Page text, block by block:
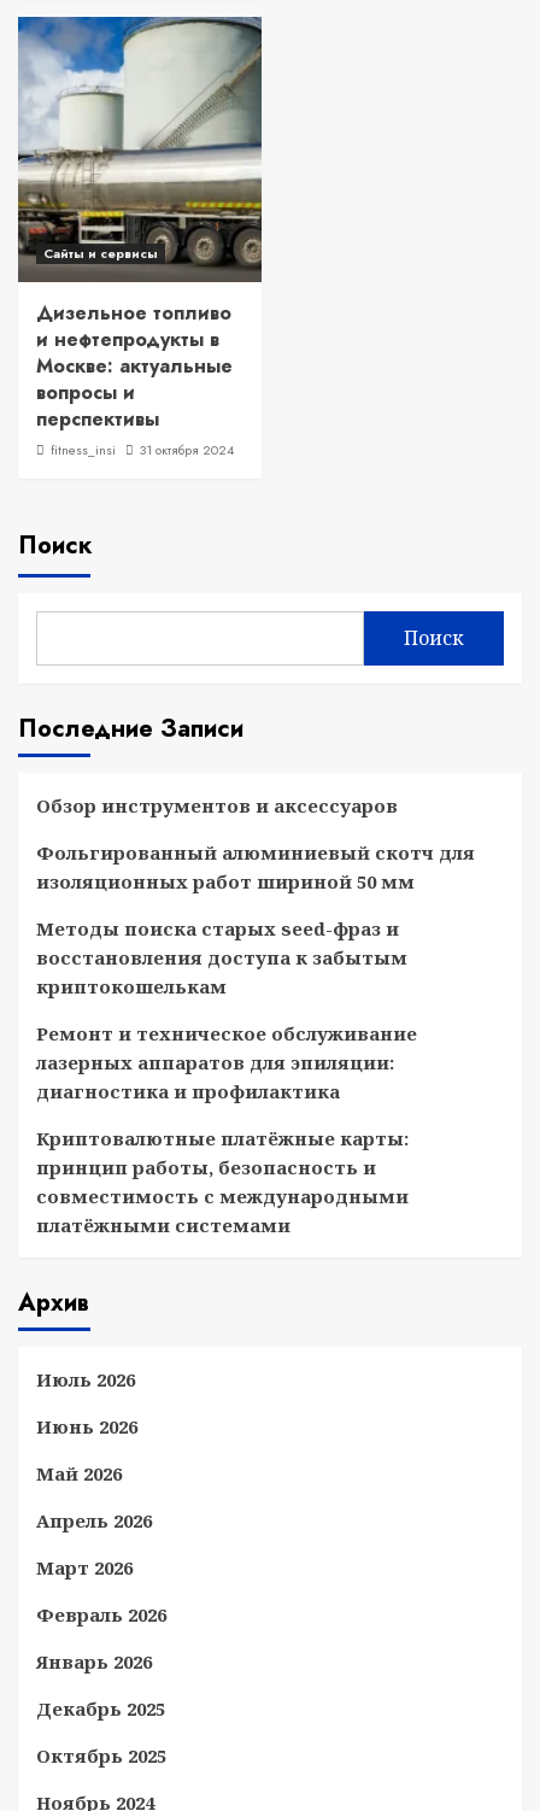
Сайты и сервисы
Дизельное топливо
и нефтепродукты в
Москве: актуальные
вопросы и
перспективы
fitness_insi 31 октября 2024
Поиск
Поиск
Последние Записи
Обзор инструментов и аксессуаров
Фольгированный алюминиевый скотч для
изоляционных работ шириной 50 мм
Методы поиска старых seed-фраз и
восстановления доступа к забытым
криптокошелькам
Ремонт и техническое обслуживание
лазерных аппаратов для эпиляции:
диагностика и профилактика
Криптовалютные платёжные карты:
принцип работы, безопасность и
совместимость с международными
платёжными системами
Архив
Июль 2026
Июнь 2026
Май 2026
Апрель 2026
Март 2026
Февраль 2026
Январь 2026
Декабрь 2025
Октябрь 2025
Ноябрь 2024